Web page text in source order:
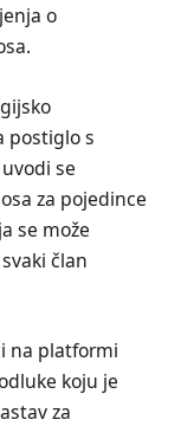
o
postiglo s
se
za pojedince
se može
član
na platformi
koju je
za